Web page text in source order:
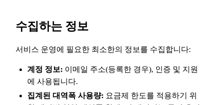
수집하는 정보
서비스 운영에 필요한 최소한의 정보를 수집합니다:
계정 정보: 이메일 주소(등록한 경우), 인증 및 지원
에 사용됩니다.
집계된 대역폭 사용량: 요금제 한도를 적용하기 위